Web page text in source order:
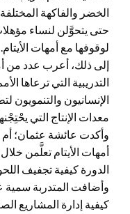
الخضر والفاكهة
حتى يتحوَّلن لنساء
لوقوفها مع أمهات الأيتام.
إلى ذلك، أعرب عدد من
التدريبية التي ترعاها
الإنسانيون والتنمويون
معدات الإنتاج التي
وأكدت عائشة عثمان؛ أم
الدورة كيفية تجفيف
وأضافت المتدربة
كيفية إدارة المشاريع